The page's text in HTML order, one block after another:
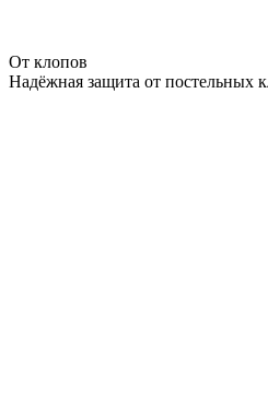
От клопов
Надёжная защита от постельных